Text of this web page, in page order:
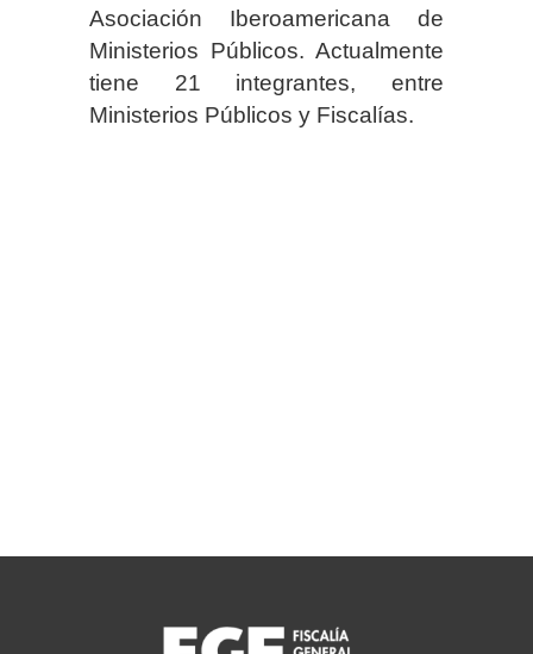
Asociación Iberoamericana de
Ministerios Públicos. Actualmente
tiene 21 integrantes, entre
Ministerios Públicos y Fiscalías.